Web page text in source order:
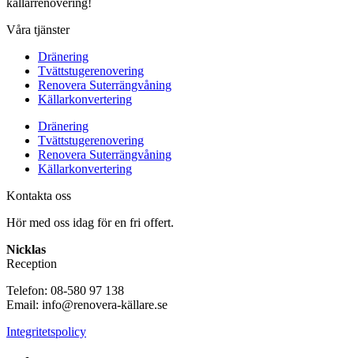
källarrenovering!
Våra tjänster
Dränering
Tvättstugerenovering
Renovera Suterrängvåning
Källarkonvertering
Dränering
Tvättstugerenovering
Renovera Suterrängvåning
Källarkonvertering
Kontakta oss
Hör med oss idag för en fri offert.
Nicklas
Reception
Telefon: 08-580 97 138
Email: info@renovera-källare.se
Integritetspolicy